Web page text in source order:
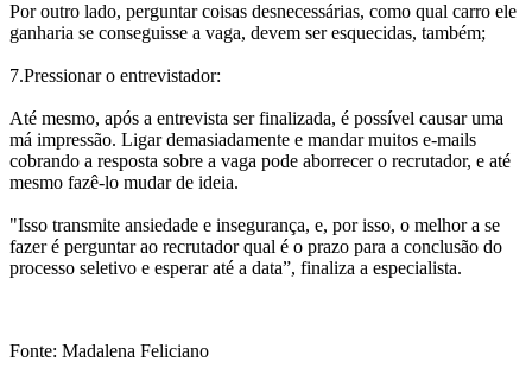
Por outro lado, perguntar coisas desnecessárias, como qual carro ele
ganharia se conseguisse a vaga, devem ser esquecidas, também;
7.Pressionar o entrevistador:
Até mesmo, após a entrevista ser finalizada, é possível causar uma
má impressão. Ligar demasiadamente e mandar muitos e-mails
cobrando a resposta sobre a vaga pode aborrecer o recrutador, e até
mesmo fazê-lo mudar de ideia.
"Isso transmite ansiedade e insegurança, e, por isso, o melhor a se
fazer é perguntar ao recrutador qual é o prazo para a conclusão do
processo seletivo e esperar até a data”, finaliza a especialista.
Fonte: Madalena Feliciano